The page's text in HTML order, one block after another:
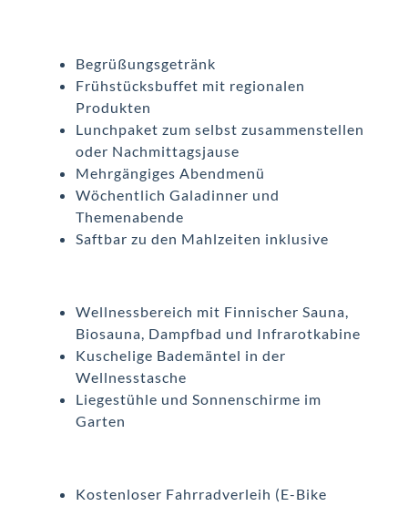
Begrüßungsgetränk
Frühstücksbuffet mit regionalen
Produkten
Lunchpaket zum selbst zusammenstellen
oder Nachmittagsjause
Mehrgängiges Abendmenü
Wöchentlich Galadinner und
Themenabende
Saftbar zu den Mahlzeiten inklusive
Wellnessbereich mit Finnischer Sauna,
Biosauna, Dampfbad und Infrarotkabine
Kuschelige Bademäntel in der
Wellnesstasche
Liegestühle und Sonnenschirme im
Garten
Kostenloser Fahrradverleih (E-Bike